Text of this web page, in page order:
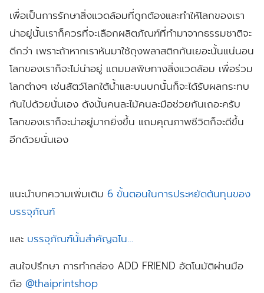
เพื่อเป็นการรักษาสิ่งแวดล้อมที่ถูกต้องและทำให้โลกของเรา
น่าอยู่นั้นเราก็ควรที่จะเลือกผลิตภัณฑ์ที่ทำมาจากธรรมชาติจะ
ดีกว่า เพราะถ้าหากเราหันมาใช้ถุงพลาสติกกันเยอะนั้นแน่นอน
โลกของเราก็จะไม่น่าอยู่ แถมมลพิษทางสิ่งแวดล้อม เพื่อร่วม
โลกต่างๆ เช่นสัตว์โลกใต้น้ำและบนบกนั้นก็จะได้รับผลกระทบ
กันไปด้วยนั่นเอง ดังนั้นคนละไม้คนละมือช่วยกันเถอะครับ
โลกของเราก็จะน่าอยู่มากยิ่งขึ้น แถมคุณภาพชีวิตก็จะดีขึ้น
อีกด้วยนั่นเอง
แนะนำบทความเพิ่มเติม 6 ขั้นตอนในการประหยัดต้นทุนของ
บรรจุภัณฑ์
และ บรรจุภัณฑ์นั้นสำคัญฉไน…
สนใจปรึกษา การทำกล่อง ADD FRIEND อัตโนมัติผ่านมือ
ถือ @thaiprintshop